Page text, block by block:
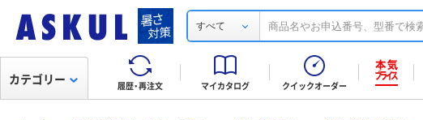
すべて
履歴・再注文 マイカタログ クイックオーダー
カテゴリー